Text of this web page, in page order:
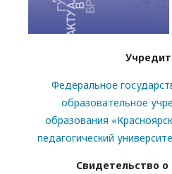
Федеральное
образовательное
образования
педагогический
Свидетельство о